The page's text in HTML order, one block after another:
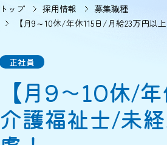
トップ 採用情報
募集職種
【月9～10休/年休115日/月給23万円
正社員
【月9～10休/
介護福祉士/未